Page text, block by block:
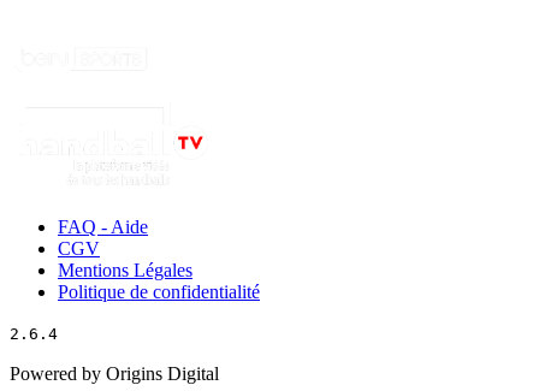
FAQ - Aide
CGV
Mentions Légales
Politique de confidentialité
2.6.4
Powered by Origins Digital